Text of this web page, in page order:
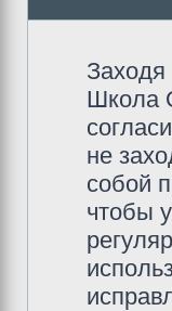
Школа
не
собой
чтобы